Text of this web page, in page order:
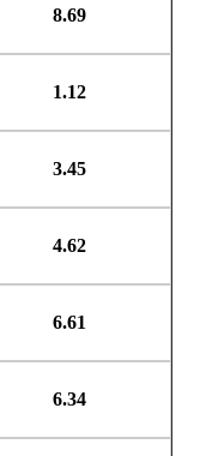
8.69
1.12
3.45
4.62
6.61
6.34